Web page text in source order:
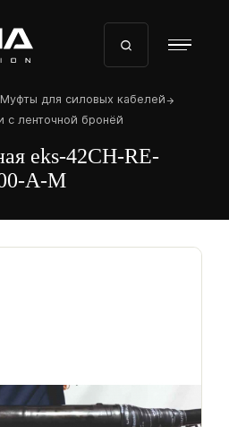
Муфты для силовых кабелей
с ленточной бронёй
eks-42CH-RE-
А-M